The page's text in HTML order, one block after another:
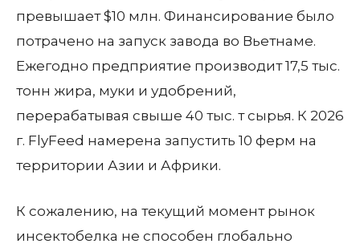
превышает $10 млн. Финансирование было
потрачено на запуск завода во Вьетнаме.
Ежегодно предприятие производит 17,5 тыс.
тонн жира, муки и удобрений,
перерабатывая свыше 40 тыс. т сырья. К 2026
г. FlyFeed намерена запустить 10 ферм на
территории Азии и Африки.
К сожалению, на текущий момент рынок
инсектобелка не способен глобально